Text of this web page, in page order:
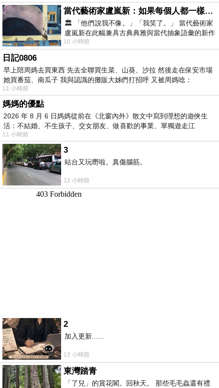
當代藝術家盧嵐新：如果每個人都一樣，這世界該有多無聊？
🏛️ 「他們說我不像。」「我笑了。」 當代藝術家
盧嵐新在此幅兼具古典典雅與當代抽象語彙的新作
中，以沈靜的藍色空間為背景，描繪了
10 小時前
日記0806
早上陪周媽去買東西 先去全聯買生菜、山葵、沙拉 然後走在保安市場
她買番茄、南瓜子 我與認識的攤販大姊們打招呼 又被周媽唸：
11 小時前
媽媽的優點
2026 年 8 月 6 日媽媽從前在《北窗內外》散文中寫到理想的遊俠生
活：不結婚、不生孩子、交女朋友、做喜歡的事業、單獨遊走江
湖⋯⋯，
11 小時前
3
站台又玩嘢啦。真傷腦筋。
12 小時前
2
加入更新......
13 小時前
東灣踏青
「了兒」的賞花閣。回秋天。 那些毛毛蟲還有禮